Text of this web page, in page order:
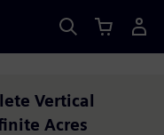
Vertical
Acres